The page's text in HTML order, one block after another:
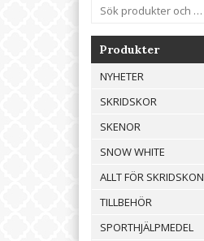
Produkter
NYHETER
SKRIDSKOR
SKENOR
SNOW WHITE
ALLT FÖR SKRIDSKON
TILLBEHÖR
SPORTHJÄLPMEDEL